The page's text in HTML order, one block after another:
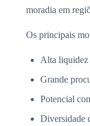
moradia em
Os principais
Alta liquidez
Grande
Potencial
Diversidade